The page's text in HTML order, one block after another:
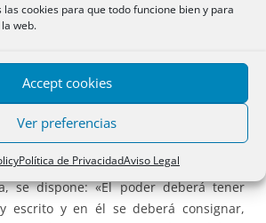
cookies para que todo funcione bien y para
web.
Accept cookies
Ver preferencias
Política de PrivacidadAviso Legal
presentación con posterioridad de
de 1998: Se debate acerca de si los
familiar (recogidos en el
aplicables a la Junta General Universal.
y la Dirección que no, por lo que
estatutaria en la que, refiriéndose a
se dispone: «El poder deberá tener
escrito y en él se deberá consignar,